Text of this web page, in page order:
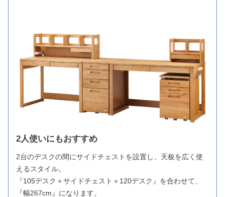
2人使いにもおすすめ
2台のデスクの間にサイドチェストを設置し、天板を広く使
えるスタイル。
『105デスク＋サイドチェスト＋120デスク』を合わせて、
『幅267cm』になります。